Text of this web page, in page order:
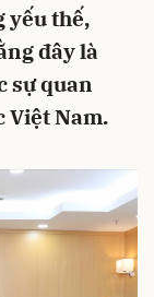
yếu thế,
đây là
sự quan
Việt Nam.